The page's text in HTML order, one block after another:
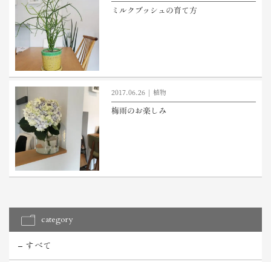
ミルクブッシュの育て方
2017.06.26 植物
梅雨のお楽しみ
category
すべて